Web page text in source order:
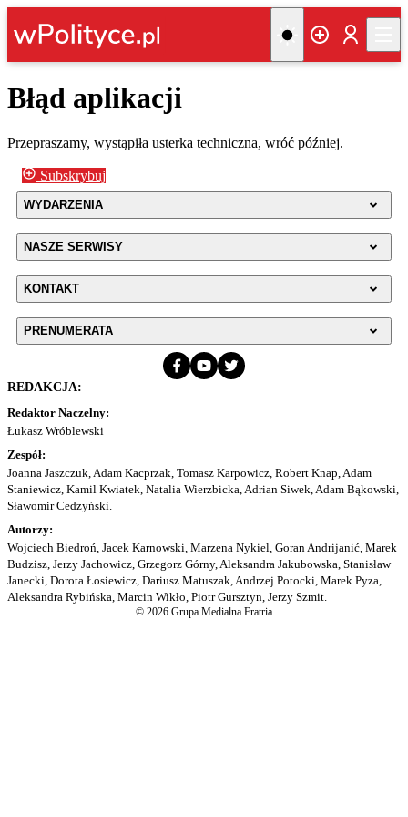
Błąd aplikacji
Przepraszamy, wystąpiła usterka techniczna, wróć później.
Subskrybuj
WYDARZENIA
NASZE SERWISY
KONTAKT
PRENUMERATA
REDAKCJA:
Redaktor Naczelny:
Łukasz Wróblewski
Zespół:
Joanna Jaszczuk, Adam Kacprzak, Tomasz Karpowicz, Robert Knap, Adam
Staniewicz, Kamil Kwiatek, Natalia Wierzbicka, Adrian Siwek, Adam Bąkowski,
Sławomir Cedzyński.
Autorzy:
Wojciech Biedroń, Jacek Karnowski, Marzena Nykiel, Goran Andrijanić, Marek
Budzisz, Jerzy Jachowicz, Grzegorz Górny, Aleksandra Jakubowska, Stanisław
Janecki, Dorota Łosiewicz, Dariusz Matuszak, Andrzej Potocki, Marek Pyza,
Aleksandra Rybińska, Marcin Wikło, Piotr Gursztyn, Jerzy Szmit.
© 2026 Grupa Medialna Fratria